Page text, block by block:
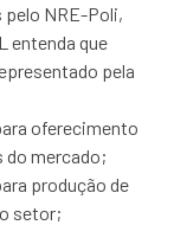
NRE-Poli,
entenda que
pela
oferecimento
do mercado;
produção de
setor;